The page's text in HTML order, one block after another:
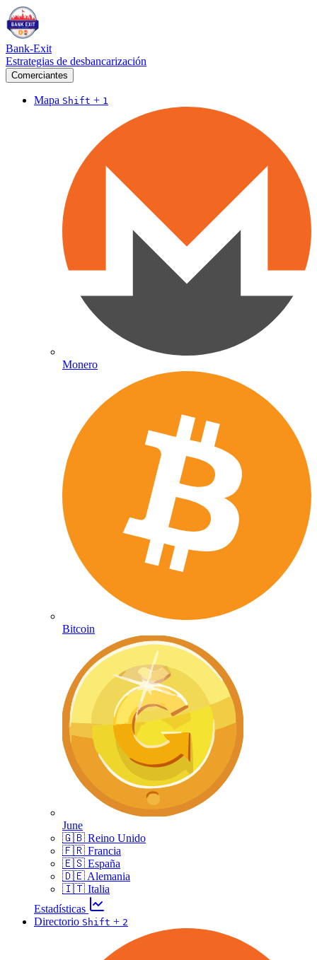
Bank-Exit
Estrategias de desbancarización
Comerciantes
Mapa Shift + 1
Monero
Bitcoin
June
🇬🇧 Reino Unido
🇫🇷 Francia
🇪🇸 España
🇩🇪 Alemania
🇮🇹 Italia
Estadísticas
Directorio Shift + 2